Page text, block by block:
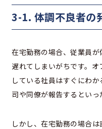
3-1. 体調不良者の
在宅勤務の場合、従業員
遅れてしまいがちです。
している社員はすぐにわ
司や同僚が報告するといっ
しかし、在宅勤務の場合